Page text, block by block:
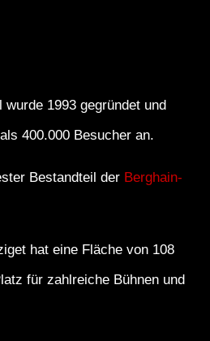
1993 gegründet und
400.000 Besucher an.
Bestandteil der Berghain-
hat eine Fläche von 108
für zahlreiche Bühnen und